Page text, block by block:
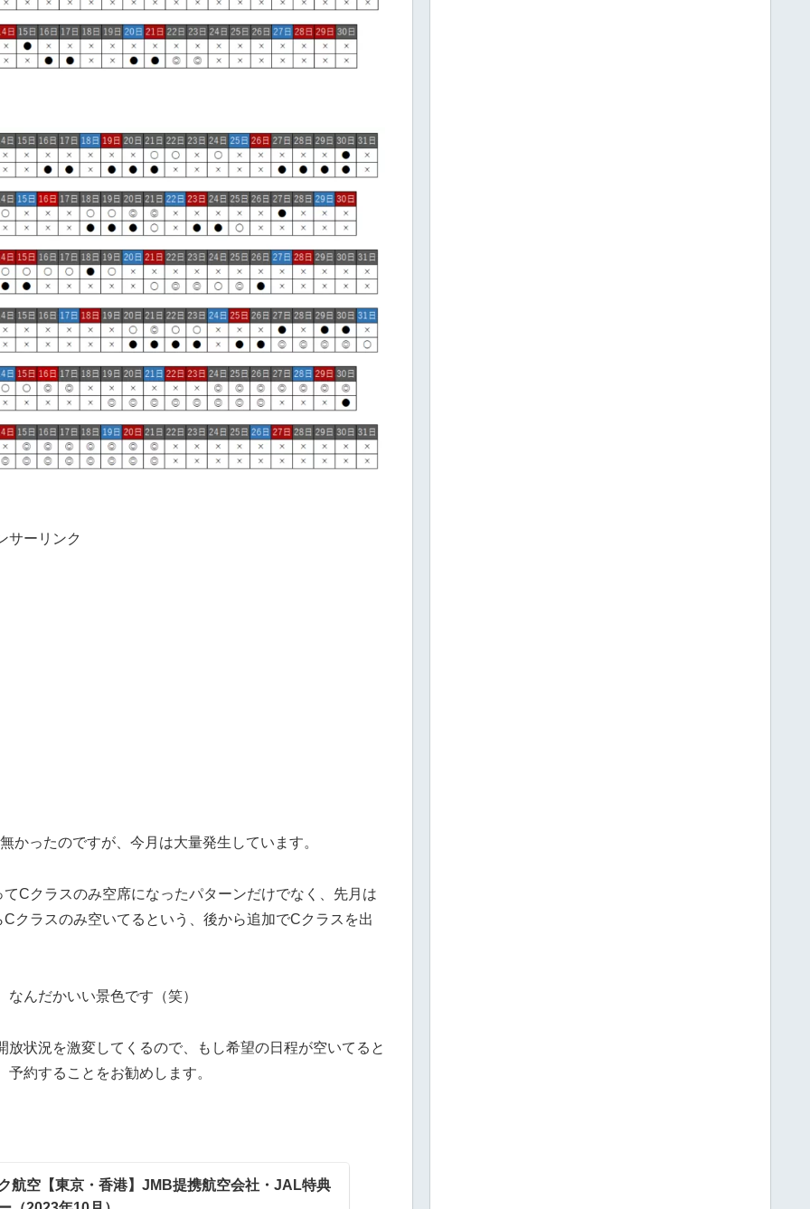
サーリンク
かったのですが、今月は大量発生しています。
Cクラスのみ空席になったパターンだけでなく、先月は
クラスのみ空いてるという、後から追加でCクラスを出
んだかいい景色です（笑）
状況を激変してくるので、もし希望の日程が空いてると
約することをお勧めします。
航空【東京・香港】JMB提携航空会社・JAL特典